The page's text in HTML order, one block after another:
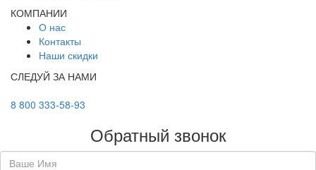
КОМПАНИИ
О нас
Контакты
Наши скидки
СЛЕДУЙ ЗА НАМИ
8 800 333-58-93
Обратный звонок